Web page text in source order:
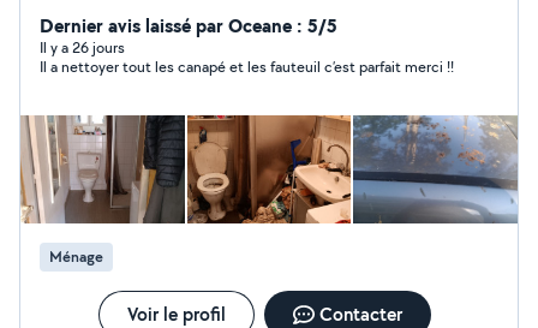
Dernier avis laissé par Oceane : 5/5
Il y a 26 jours
Il a nettoyer tout les canapé et les fauteuil c’est parfait merci !!
Ménage
Voir le profil Contacter